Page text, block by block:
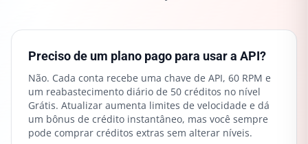
Preciso de um plano pago para usar a API?
Não. Cada conta recebe uma chave de API, 60 RPM e
um reabastecimento diário de 50 créditos no nível
Grátis. Atualizar aumenta limites de velocidade e dá
um bônus de crédito instantâneo, mas você sempre
pode comprar créditos extras sem alterar níveis.